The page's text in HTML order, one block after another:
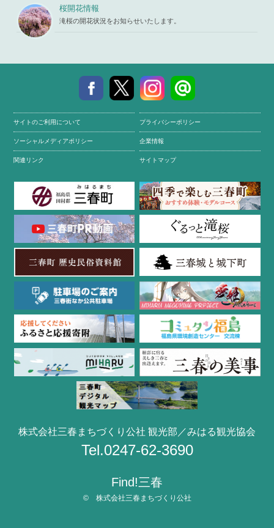
桜開花情報
滝桜の開花状況をお知らせいたします。
サイトのご利用について プライバシーポリシー
ソーシャルメディアポリシー 企業情報
関連リンク サイトマップ
株式会社三春まちづくり公社 観光部／みはる観光協会
Tel.0247-62-3690
Find!三春
© 株式会社三春まちづくり公社